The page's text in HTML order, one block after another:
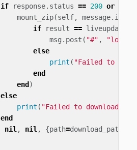
if response. status == 200 or
mount_zip(self, message. info
if
result == liveupdate
msg . post ( "#" ,
else
print ( "Failed to
end
end )
else
print ( "Failed to download
end
nil , nil , {path=download_path